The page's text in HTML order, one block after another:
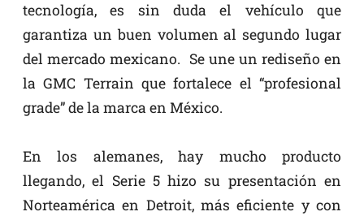
tecnología, es sin duda el vehículo que
garantiza un buen volumen al segundo lugar
del mercado mexicano. Se une un rediseño en
la GMC Terrain que fortalece el “profesional
grade” de la marca en México.
En los alemanes, hay mucho producto
llegando, el Serie 5 hizo su presentación en
Norteamérica en Detroit, más eficiente y con